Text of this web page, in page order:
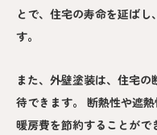
とで、住宅の寿命を延ば
す。
また、外壁塗装は、住宅
待できます。 断熱性や遮
暖房費を節約することがで